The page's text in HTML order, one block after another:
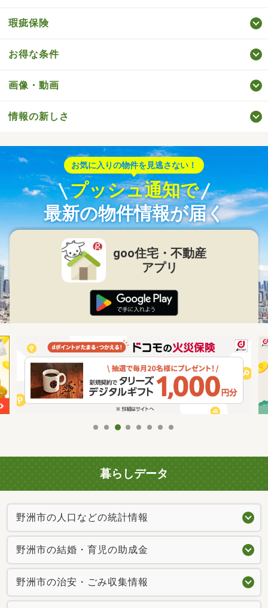
瑕疵保険
お得な条件
画像・動画
情報の新しさ
お気に入りの物件を見逃さない！
プッシュ通知で
最新の物件情報が届く
goo住宅・不動産
アプリ
暮らしデータ
野洲市の人口などの統計情報
野洲市の結婚・育児の助成金
野洲市の治安・ごみ収集情報